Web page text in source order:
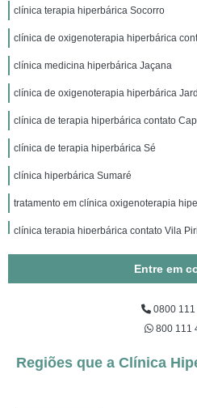
clínica terapia hiperbárica Socorro
clínica de oxigenoterapia hiperbárica
clínica medicina hiperbárica Jaçana
clínica de oxigenoterapia hiperbárica
clínica de terapia hiperbárica contato
clínica de terapia hiperbárica Sé
clínica hiperbárica Sumaré
tratamento em clínica oxigenoterapia
clínica terapia hiperbárica contato Vila
clínica de oxigenoterapia hiperbárica
tratamento em clínica oxigenoterapia
clínica hiperbárica contato Lapa
Entre em
0800
800 111
Regiões que a Clínica